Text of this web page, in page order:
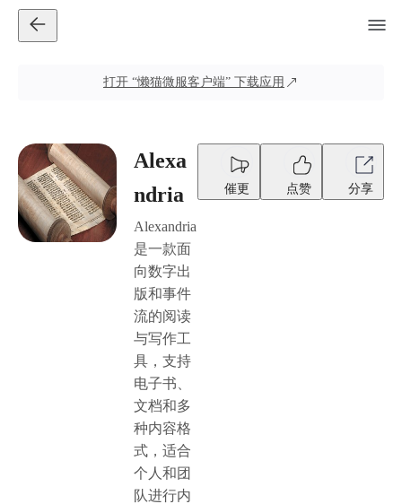
打开 “懒猫微服客户端” 下载应用
Alexa
ndria
Alexandria
是一款面
向数字出
版和事件
流的阅读
与写作工
具，支持
电子书、
文档和多
种内容格
式，适合
个人和团
队进行内
催更 点赞 分享